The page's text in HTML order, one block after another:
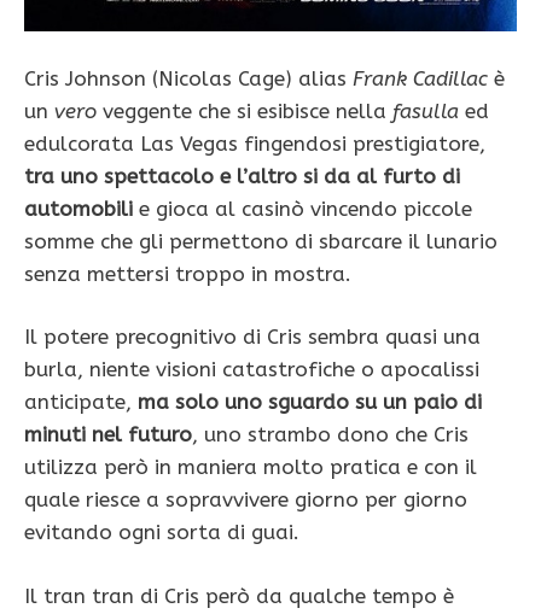
Cris Johnson (Nicolas Cage) alias Frank Cadillac è
un vero veggente che si esibisce nella fasulla ed
edulcorata Las Vegas fingendosi prestigiatore,
tra uno spettacolo e l’altro si da al furto di
automobili e gioca al casinò vincendo piccole
somme che gli permettono di sbarcare il lunario
senza mettersi troppo in mostra.
Il potere precognitivo di Cris sembra quasi una
burla, niente visioni catastrofiche o apocalissi
anticipate, ma solo uno sguardo su un paio di
minuti nel futuro, uno strambo dono che Cris
utilizza però in maniera molto pratica e con il
quale riesce a sopravvivere giorno per giorno
evitando ogni sorta di guai.
Il tran tran di Cris però da qualche tempo è